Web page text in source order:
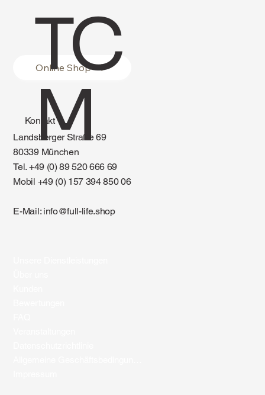
Online Shop
Kontakt
Landsberger Straße 69
80339 München
Tel. +49 (0) 89 520 666 69
Mobil +49 (0) 157 394 850 06
E-Mail: info@full-life.shop
TC
M